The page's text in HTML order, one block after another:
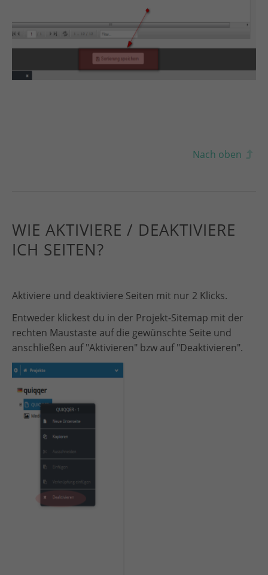
Nach oben
WIE AKTIVIERE / DEAKTIVIERE
ICH SEITEN?
Aktiviere und deaktiviere Seiten mit nur 2 Klicks.
Entweder klickest du in der Projekt-Sitemap mit der
rechten Maustaste auf die gewünschte Seite und
anschließen auf "Aktivieren" bzw auf "Deaktivieren".